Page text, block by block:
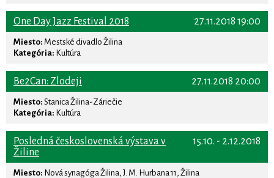
27.11.2018 19:00
One Day Jazz Festival 2018
Miesto: Mestské divadlo Žilina
Kategória: Kultúra
27.11.2018 20:00
Be2Can: Zlodeji
Miesto: Stanica Žilina-Záriečie
Kategória: Kultúra
15.10. - 2.12.2018
Posledná československá výstava v
Žiline
Miesto: Nová synagóga Žilina, J. M. Hurbana 11, Žilina